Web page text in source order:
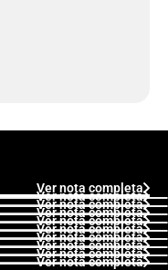
Ver nota completa
Ver nota completa
Ver nota completa
Ver nota completa
Ver nota completa
Ver nota completa
Ver nota completa
Ver nota completa
Ver nota completa
Ver nota completa